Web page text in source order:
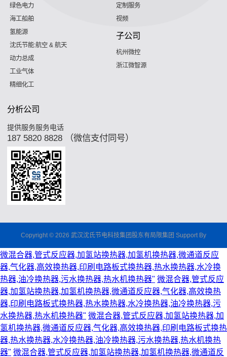
绿色电力
海工船舶
氢能源
沈氏节能:航空 & 航天
动力总成
工业气体
精细化工
定制服务
视频
子公司
杭州微控
浙江微智源
分析公司
提供服务服务电话
187 5820 8828 （微信支付同号）
Copyright © 2026 武汉沈氏节电科技集团股东有局限集团 Support By
微混合器,管式反应器,加氢站换热器,加氢机换热器,微通道反应
器,气化器,高效换热器,印刷电路板式换热器,热水换热器,水冷换
热器,油冷换热器,污水换热器,热水机换热器" 微混合器,管式反应
器,加氢站换热器,加氢机换热器,微通道反应器,气化器,高效换热
器,印刷电路板式换热器,热水换热器,水冷换热器,油冷换热器,污
水换热器,热水机换热器" 微混合器,管式反应器,加氢站换热器,加
氢机换热器,微通道反应器,气化器,高效换热器,印刷电路板式换热
器,热水换热器,水冷换热器,油冷换热器,污水换热器,热水机换热
器" 微混合器,管式反应器,加氢站换热器,加氢机换热器,微通道反